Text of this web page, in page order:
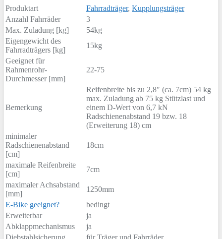
Produktart Fahrradträger, Kupplungsträger
Anzahl Fahrräder
3
Max. Zuladung [kg]
54kg
Eigengewicht des
Fahrradträgers [kg]
15kg
Geeignet für
Rahmenrohr-
Durchmesser [mm]
22-75
Bemerkung
Reifenbreite bis zu 2,8″ (ca. 7cm) 54 kg
max. Zuladung ab 75 kg Stützlast und
einem D-Wert von 6,7 kN
Radschienenabstand 19 bzw. 18
(Erweiterung 18) cm
minimaler
Radschienenabstand
[cm]
18cm
maximale Reifenbreite
[cm]
7cm
maximaler Achsabstand
[mm]
1250mm
E-Bike geeignet?
bedingt
Erweiterbar
ja
Abklappmechanismus
ja
Diebstahlsicherung
für Träger und Fahrräder